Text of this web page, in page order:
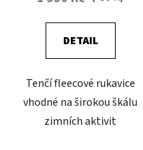
DETAIL
Tenčí fleecové rukavice
vhodné na širokou škálu
zimních aktivit